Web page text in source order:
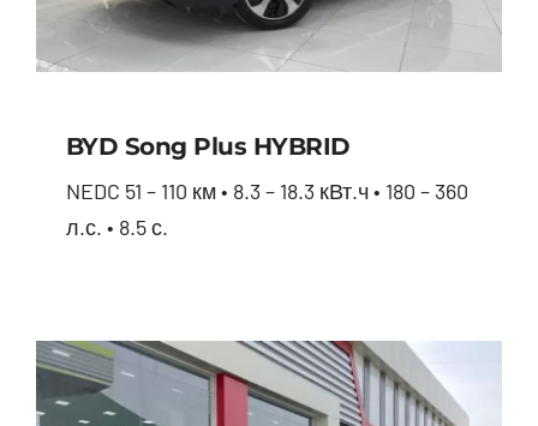
BYD Song Plus HYBRID
NEDC 51 – 110 км • 8.3 – 18.3 кВт.ч • 180 – 360
л.с. • 8.5 с.